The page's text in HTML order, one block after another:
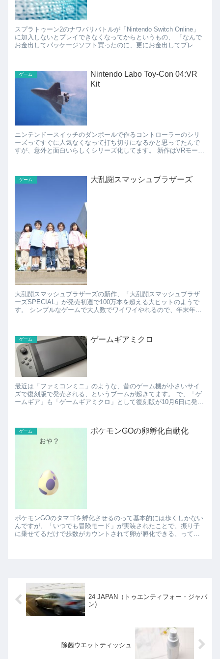
スプラトゥーン2のナワバリバトルが「Nintendo Switch Online」
に加入しないとプレイできなくなってからというもの、 「なんで
お金出してパッケージソフト買ったのに、更にお金出してプレイ
ゲーム
Nintendo Labo Toy-Con 04:VR
Kit
ニンテンドースイッチのダンボールで作るコントローラーのシリ
ーズってすぐに人気なくなって打ち切りになるかと思ってたんで
すが、意外と面白いらしくシリーズ化してます。 新作はVRモード
ゲーム 大乱闘スマッシュブラザーズ
大乱闘スマッシュブラザーズの新作、「大乱闘スマッシュブラザ
ーズSPECIAL」が発売初週で100万本を超える大ヒットのようで
す。 シンプルなゲームで大人数でワイワイやれるので、年末年始
ゲーム ゲームギアミクロ
最近は「ファミコンミニ」のような、昔のゲーム機が小さいサイ
ズで復刻版で発売される、というブームが起きてます。 で、「ゲ
ームギア」も「ゲームギアミクロ」として復刻版が10月6日に発売
ゲーム ポケモンGOの卵孵化自動化
ポケモンGOのタマゴを孵化させるのって基本的には歩くしかない
んですが、「いつでも冒険モード」が実装されたことで、振り子
に乗せてるだけで歩数がカウントされて卵が孵化できる、ってい
24 JAPAN（トゥエンティフォー・ジャパ
ン)
除菌ウエットティッシュ